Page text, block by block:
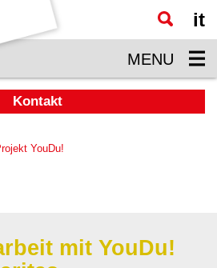
it
MENU
Kontakt
YouDu!
mit YouDu!